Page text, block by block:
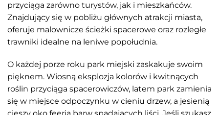
przyciąga zarówno turystów, jak i mieszkańców.
Znajdujący się w pobliżu głównych atrakcji miasta,
oferuje malownicze ścieżki spacerowe oraz rozległe
trawniki idealne na leniwe popołudnia.
O każdej porze roku park miejski zaskakuje swoim
pięknem. Wiosną eksplozja kolorów i kwitnących
roślin przyciąga spacerowiczów, latem park zamienia
się w miejsce odpoczynku w cieniu drzew, a jesienią